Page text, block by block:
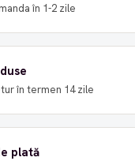
în 1-2 zile
în termen 14 zile
plată